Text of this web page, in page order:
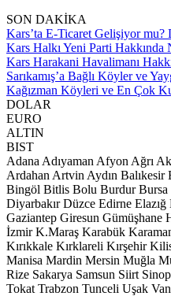
SON DAKİKA
Kars’ta E-Ticaret Gelişiyor
Kars Halkı Yeni Parti Hakkında
Kars Harakani Havalimanı
Sarıkamış’a Bağlı Köyler ve
Kağızman Köyleri ve En Çok
DOLAR
EURO
ALTIN
BIST
Adana Adıyaman Afyon Ağrı
Ardahan Artvin Aydın Balıkesir
Bingöl Bitlis Bolu Burdur Bursa
Diyarbakır Düzce Edirne Elazığ
Gaziantep Giresun Gümüşhane
İzmir K.Maraş Karabük
Kırıkkale Kırklareli Kırşehir
Manisa Mardin Mersin Muğla
Rize Sakarya Samsun Siirt Sinop
Tokat Trabzon Tunceli Uşak Van